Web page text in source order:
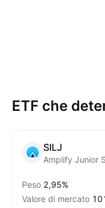
ETF che
SILJ
Amplify Junior
Peso 2,95%
Valore di mercato